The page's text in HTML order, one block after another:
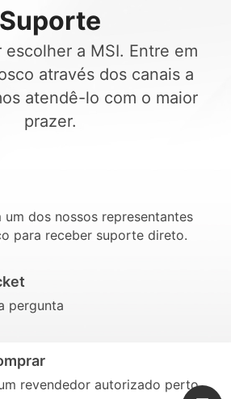
Suporte
escolher a MSI. Entre em
através dos canais a
atendê-lo com o maior
prazer.
um dos nossos representantes
para receber suporte direto.
pergunta
revendedor autorizado perto